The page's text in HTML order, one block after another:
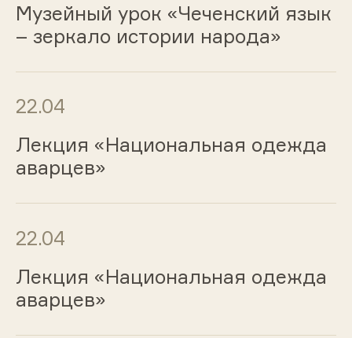
Музейный урок «Чеченский язык
– зеркало истории народа»
22.04
Лекция «Национальная одежда
аварцев»
22.04
Лекция «Национальная одежда
аварцев»